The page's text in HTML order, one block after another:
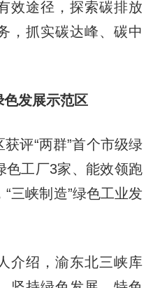
效途径，探索碳排放
，抓实碳达峰、碳中
发展示范区
评“两群”首个市级绿
色工厂3家、能效领跑
三峡制造”绿色工业发
绍，渝东北三峡库